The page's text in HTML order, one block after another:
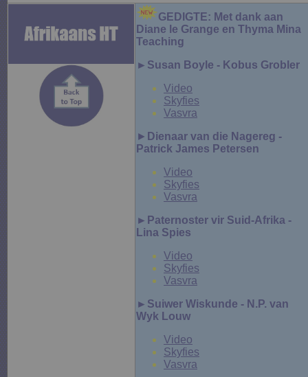
GEDIGTE: Met dank aan
Diane le Grange en Thyma Mina
Teaching
►Susan Boyle - Kobus Grobler
Video
Skyfies
Vasvra
► Dienaar van die Nagereg -
Patrick James Petersen
Video
Skyfies
Vasvra
►Paternoster vir Suid-Afrika -
Lina Spies
Video
Skyfies
Vasvra
►Suiwer Wiskunde - N.P. van
Wyk Louw
Video
Skyfies
Vasvra